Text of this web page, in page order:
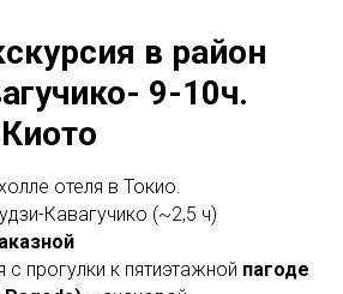
в район
9-10ч.
отеля в Токио.
Кавагучико (~2,5 ч)
с прогулки к пятиэтажной пагоде